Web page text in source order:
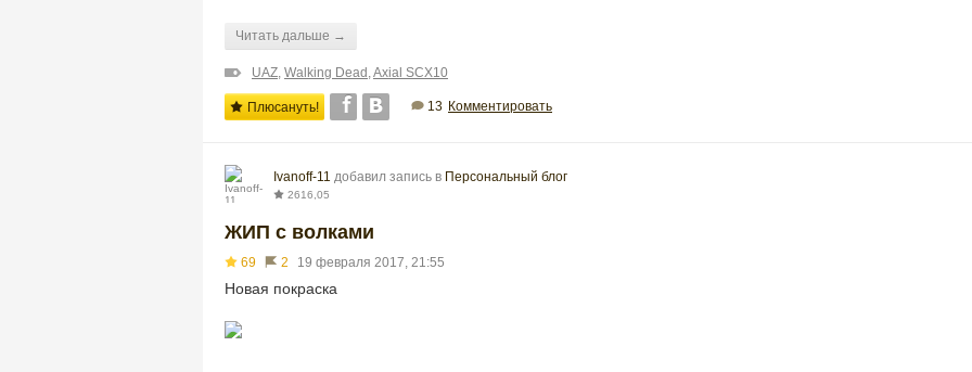
Читать дальше →
UAZ, Walking Dead ,Axial SCX10
Плюсануть! 13 Комментировать
Ivanoff-11 добавил запись в Персональный блог
2616,05
ЖИП с волками
69 2 19 февраля 2017, 21:55
Новая покраска